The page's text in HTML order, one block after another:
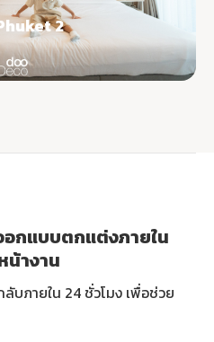
2
กแบบตกแต่งภายใน
น้างาน
บภายใน 24 ชั่วโมง เพื่อช่วย